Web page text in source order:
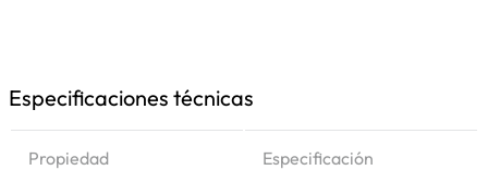
Especificaciones técnicas
Propiedad Especificación